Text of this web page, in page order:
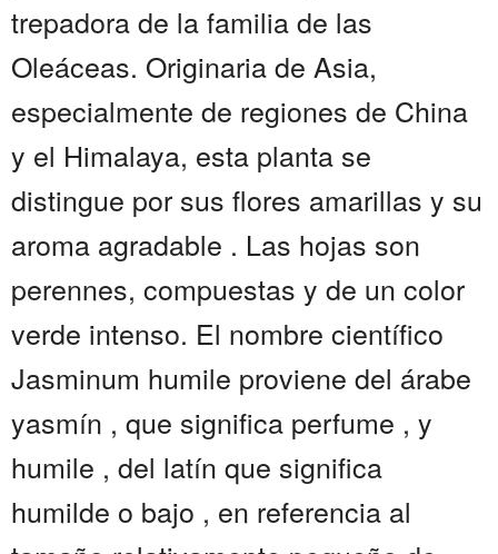
trepadora de la familia de las
Oleáceas. Originaria de Asia,
especialmente de regiones de China
y el Himalaya, esta planta se
distingue por sus flores amarillas y su
aroma agradable . Las hojas son
perennes, compuestas y de un color
verde intenso. El nombre científico
Jasminum humile proviene del árabe
yasmín , que significa perfume , y
humile , del latín que significa
humilde o bajo , en referencia al